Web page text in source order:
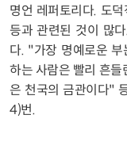
명언 레퍼토리다. 도
등과 관련된 것이 많
다. "가장 명예로운
하는 사람은 빨리 흔
은 천국의 금관이다"
4)번.